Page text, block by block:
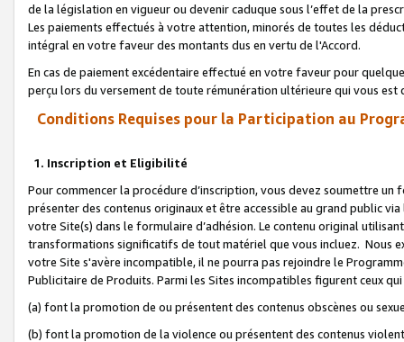
de la législation en vigueur ou devenir caduque sous l’effet de la
Les paiements effectués à votre attention, minorés de toutes les
intégral en votre faveur des montants dus en vertu de l'Accord.
En cas de paiement excédentaire effectué en votre faveur pour
perçu lors du versement de toute rémunération ultérieure qui vous est
Conditions Requises pour la Participation au
1. Inscription et Eligibilité
Pour commencer la procédure d’inscription, vous devez soumettre
présenter des contenus originaux et être accessible au grand public
votre Site(s) dans le formulaire d’adhésion. Le contenu original
transformations significatifs de tout matériel que vous incluez. Nous
votre Site s'avère incompatible, il ne pourra pas rejoindre le
Publicitaire de Produits. Parmi les Sites incompatibles figurent ceux
(a) font la promotion de ou présentent des contenus obscènes ou
(b) font la promotion de la violence ou présentent des contenus